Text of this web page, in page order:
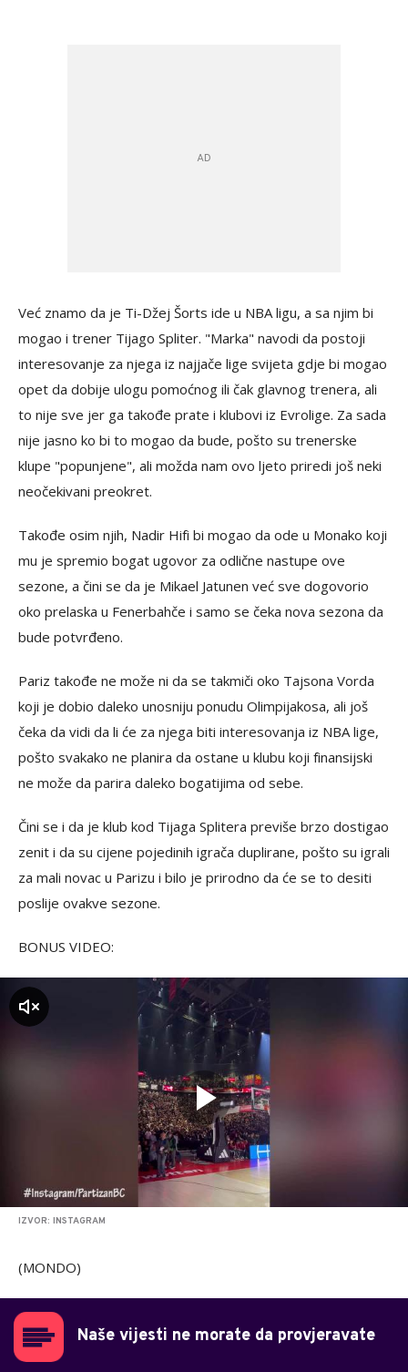
Već znamo da je Ti-Džej Šorts ide u NBA ligu, a sa njim bi
mogao i trener Tijago Spliter. "Marka" navodi da postoji
interesovanje za njega iz najjače lige svijeta gdje bi mogao
opet da dobije ulogu pomoćnog ili čak glavnog trenera, ali
to nije sve jer ga takođe prate i klubovi iz Evrolige. Za sada
nije jasno ko bi to mogao da bude, pošto su trenerske
klupe "popunjene", ali možda nam ovo ljeto priredi još neki
neočekivani preokret.
Takođe osim njih, Nadir Hifi bi mogao da ode u Monako koji
mu je spremio bogat ugovor za odlične nastupe ove
sezone, a čini se da je Mikael Jatunen već sve dogovorio
oko prelaska u Fenerbahče i samo se čeka nova sezona da
bude potvrđeno.
Pariz takođe ne može ni da se takmiči oko Tajsona Vorda
koji je dobio daleko unosniju ponudu Olimpijakosa, ali još
čeka da vidi da li će za njega biti interesovanja iz NBA lige,
pošto svakako ne planira da ostane u klubu koji finansijski
ne može da parira daleko bogatijima od sebe.
Čini se i da je klub kod Tijaga Splitera previše brzo dostigao
zenit i da su cijene pojedinih igrača duplirane, pošto su igrali
za mali novac u Parizu i bilo je prirodno da će se to desiti
poslije ovakve sezone.
BONUS VIDEO:
IZVOR: INSTAGRAM
(MONDO)
Naše vijesti ne morate da provjeravate